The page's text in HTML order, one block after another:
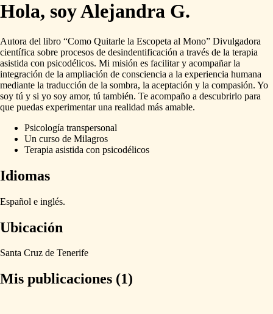
Hola, soy Alejandra G.
Autora del libro “Como Quitarle la Escopeta al Mono” Divulgadora
científica sobre procesos de desindentificación a través de la terapia
asistida con psicodélicos. Mi misión es facilitar y acompañar la
integración de la ampliación de consciencia a la experiencia humana
mediante la traducción de la sombra, la aceptación y la compasión. Yo
soy tú y si yo soy amor, tú también. Te acompaño a descubrirlo para
que puedas experimentar una realidad más amable.
Psicología transpersonal
Un curso de Milagros
Terapia asistida con psicodélicos
Idiomas
Español e inglés.
Ubicación
Santa Cruz de Tenerife
Mis publicaciones (1)